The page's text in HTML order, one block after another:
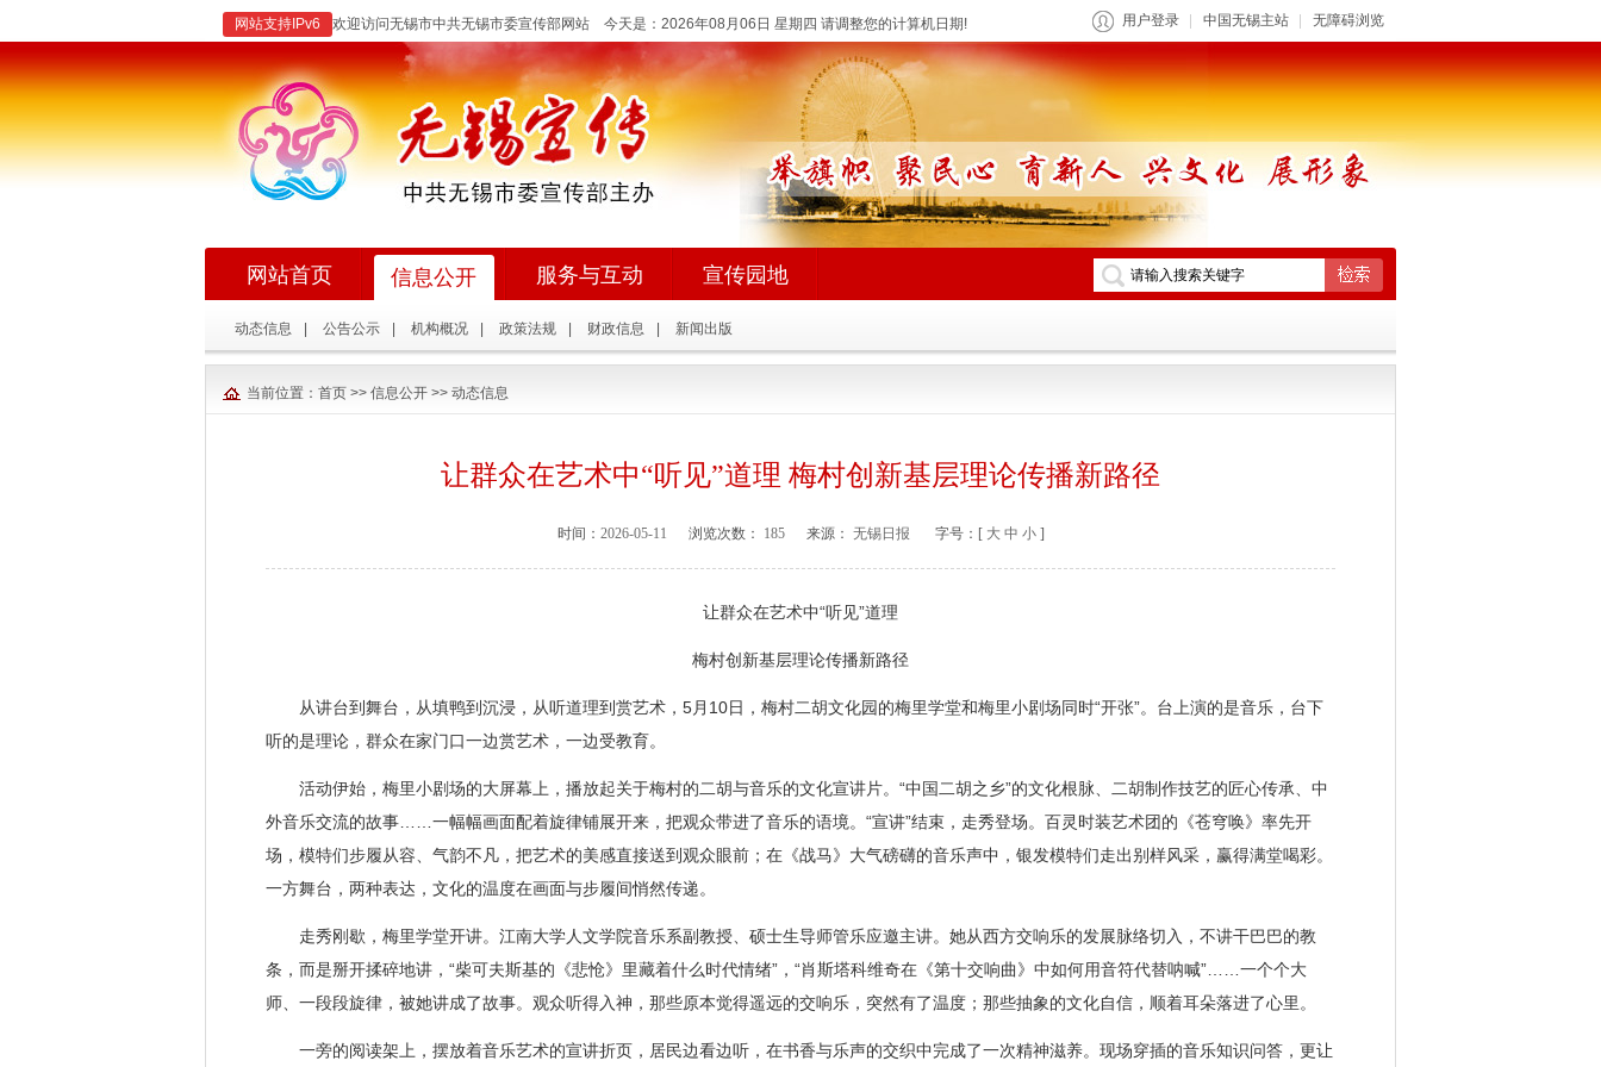
网站支持IPv6 欢迎访问无锡市中共无锡市委宣传部网站 今天是： 2026年08月06日 星期四 请调整您的计算机日期! 用户登录 中国无锡主站 无障碍浏览
网站首页 信息公开 服务与互动 宣传园地
动态信息 公告公示 机构概况 政策法规 财政信息 新闻出版
当前位置： 首页 >> 信息公开 >> 动态信息
让群众在艺术中“听见”道理 梅村创新基层理论传播新路径
时间： 2026-05-11 浏览次数： 185来源： 无锡日报 字号：[ 大 中 小]
让群众在艺术中“听见”道理
梅村创新基层理论传播新路径
从讲台到舞台，从填鸭到沉浸，从听道理到赏艺术，5月10日，梅村二胡文化园的梅里学堂和梅里小剧场同时“开张”。台上演的是音乐，台下
听的是理论，群众在家门口一边赏艺术，一边受教育。
活动伊始，梅里小剧场的大屏幕上，播放起关于梅村的二胡与音乐的文化宣讲片。“中国二胡之乡”的文化根脉、二胡制作技艺的匠心传承、中
外音乐交流的故事……一幅幅画面配着旋律铺展开来，把观众带进了音乐的语境。“宣讲”结束，走秀登场。百灵时装艺术团的《苍穹唤》率先开
场，模特们步履从容、气韵不凡，把艺术的美感直接送到观众眼前；在《战马》大气磅礴的音乐声中，银发模特们走出别样风采，赢得满堂喝彩。
一方舞台，两种表达，文化的温度在画面与步履间悄然传递。
走秀刚歇，梅里学堂开讲。江南大学人文学院音乐系副教授、硕士生导师管乐应邀主讲。她从西方交响乐的发展脉络切入，不讲干巴巴的教
条，而是掰开揉碎地讲，“柴可夫斯基的《悲怆》里藏着什么时代情绪”，“肖斯塔科维奇在《第十交响曲》中如何用音符代替呐喊”……一个个大
师、一段段旋律，被她讲成了故事。观众听得入神，那些原本觉得遥远的交响乐，突然有了温度；那些抽象的文化自信，顺着耳朵落进了心里。
一旁的阅读架上，摆放着音乐艺术的宣讲折页，居民边看边听，在书香与乐声的交织中完成了一次精神滋养。现场穿插的音乐知识问答，更让